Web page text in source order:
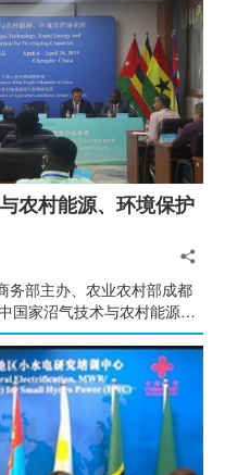
农村能源、环境保护
务部主办、农业农村部成都
国家沼气技术与农村能源、
，来自赞比亚、乌干达、尼
展中国家的26位从事能源、
理的政府官员及技术人员参
副特派员邓德雄、中国农业
业科学院国际合作局处长陈
所长王登山出席开班仪式并